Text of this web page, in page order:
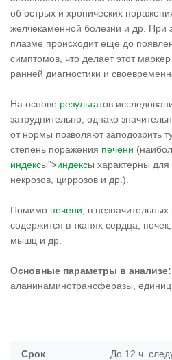
об острых и хронических
желчекаменной болезни и др. При
плазме происходит еще до
симптомов, что делает этот
ранней диагностики и
На основе результатов
затруднительно, однако
от нормы позволяют заподозрить
степень поражения печени
индексы">индексы характерны для
некрозов, циррозов и др.).
Помимо печени , в
содержится в тканях сердца,
мышц и др.
Основные параметры в анализе:
аланинаминотрансферазы,
Срок
До 12 ч.